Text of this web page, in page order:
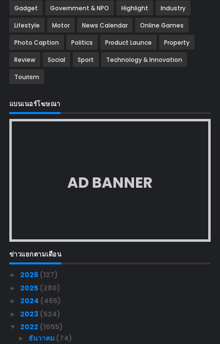
Gadget Government & NPO Highlight Industry
Lifestyle Motor News Calendar Online Games
Photo Caption Politics Product Launce Property
Review Social Sport Technology & Innovation
Tourism
แบนเนอร์โฆษณา
AD BANNER
ข่าวแยกตามเดือน
► 2026 (127)
► 2025 (280)
► 2024 (465)
► 2023 (524)
▼ 2022 (1055)
► ธันวาคม (74)